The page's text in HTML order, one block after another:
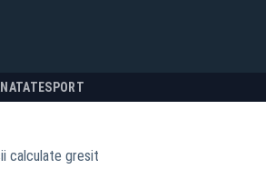
SPORT
calculate gresit